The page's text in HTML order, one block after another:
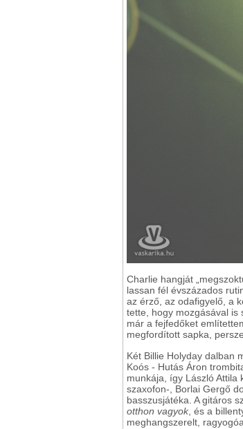
Charlie hangját
lassan fél évszázados
az érző, az odafigyelő, a
tette, hogy mozgásával is
már a fejfedőket
megfordított sapka,
Két Billie Holyday dalban
Koós - Hutás Áron
munkája, így László Attila
szaxofon-, Borlai Gergő
basszusjátéka. A gitáros
otthon vagyok, és a
meghangszerelt,